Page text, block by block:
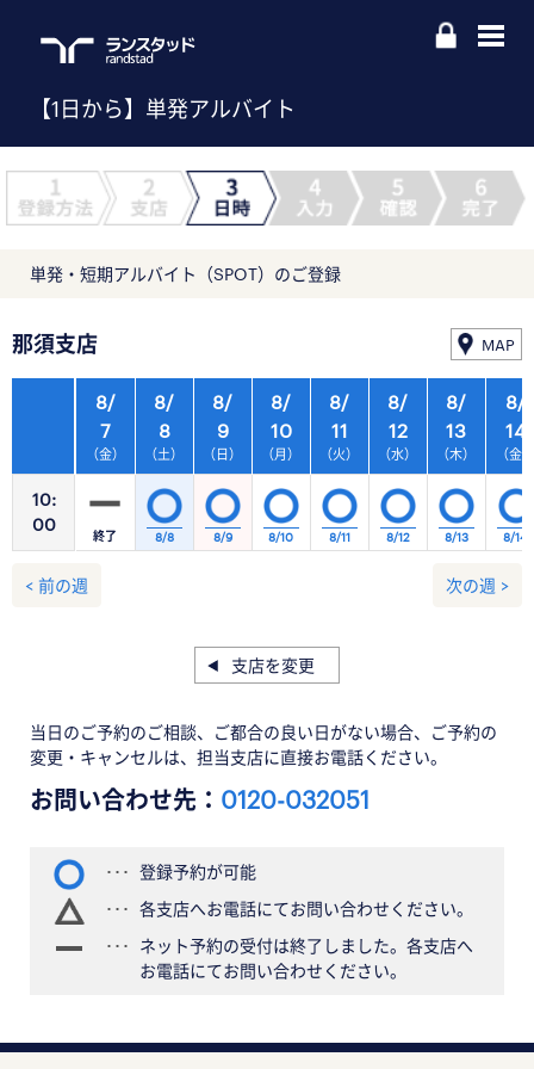
【1日から】単発アルバイト
単発・短期アルバイト（SPOT）のご登録
那須支店 MAP
10:
00
8/
7
（金）
8/
8
（土）
8/
9
（日）
8/
10
（月）
8/
11
（火）
8/
12
（水）
8/
13
（木）
終了 8/8 8/9 8/10 8/11 8/12 8/13
8/
14
（金）
8/14
< 前の週 次の週 >
支店を変更
当日のご予約のご相談、ご都合の良い日がない場合、ご予約の
変更・キャンセルは、担当支店に直接お電話ください。
お問い合わせ先： 0120-032051
登録予約が可能
各支店へお電話にてお問い合わせください。
ネット予約の受付は終了しました。各支店へ
お電話にてお問い合わせください。